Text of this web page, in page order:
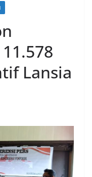
Lansia